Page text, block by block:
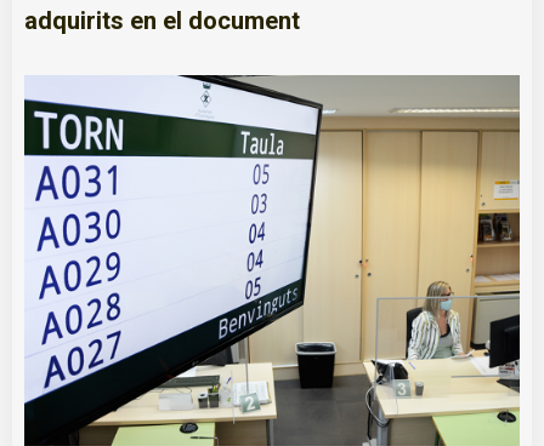
adquirits en el document